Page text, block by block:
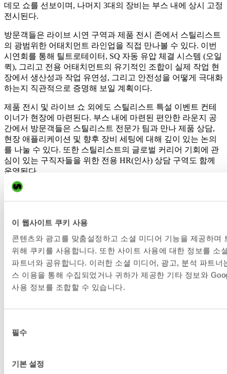
이 웹사이트 쿠키 사용
콘텐츠와 광고를 맞춤설정하고 소셜 미디어 기능을 제공하며
위해 쿠키를 사용합니다. 또한 사이트 사용에 대한 정보를 소
파트너와 공유합니다. 이러한 소셜 미디어, 광고, 분석 파트너
스 이용을 통해 수집되었거나 귀하가 제공한 기타 정보와
사용 정보를 조합할 수 있습니다.
필수
기본 설정
데모 쇼를 선보이며 , 나머지 3대의 장비는 부스 내에 상시 고정
전시된다.
방문객들은 라이브 시연 구역과 제품 전시 존에서 스틸리스트
의 광범위한 어태치먼트 라인업을 직접 만나볼 수 있다. 이번
시연회를 통해 틸트로테이터 , SQ 자동 유압 체결 시스템 (오일
퀵), 그리고 전용 어태치먼트의 유기적인 조합이 실제 작업 현
장에서 생산성과 작업 유연성, 그리고 안전성을 어떻게 극대화
하는지 직관적으로 증명해 보일 계획이다.
제품 전시 및 라이브 쇼 외에도 스틸리스트 특설 이벤트 컨테
이너가 현장에 마련된다. 부스 내에 마련된 편안한 라운지 공
간에서 방문객들은 스틸리스트 전문가 팀과 만나 제품 상담,
현장 애플리케이션 및 향후 장비 세팅에 대해 깊이 있는 논의
를 나눌 수 있다. 또한 스틸리스트의 글로벌 커리어 기회에 관
심이 있는 구직자들을 위한 전용 HR(인사) 상담 구역도 함께
운영된다
스틸리스트 스웨덴 지사장 토니 일리탈로
게 되어 대단히 자랑스럽다
날 수 있는 환상적인 기회다 . N:22부스에서7 종의 XTR 전 모
,퀵커플러 풀 라인업, X- 시리즈 틸트로테이터와 다채로운
어태치먼트를 모두 확인할 수 있다. 5 대의 굴착기를 동원한 역
동적인 라이브 시연을 통해 스틸리스트의 솔루션이 일상적인
굴착기 작업 효율을 어떻게 혁신하는지 명확하게 보여드리겠
러의 개방형 산업 표준으로